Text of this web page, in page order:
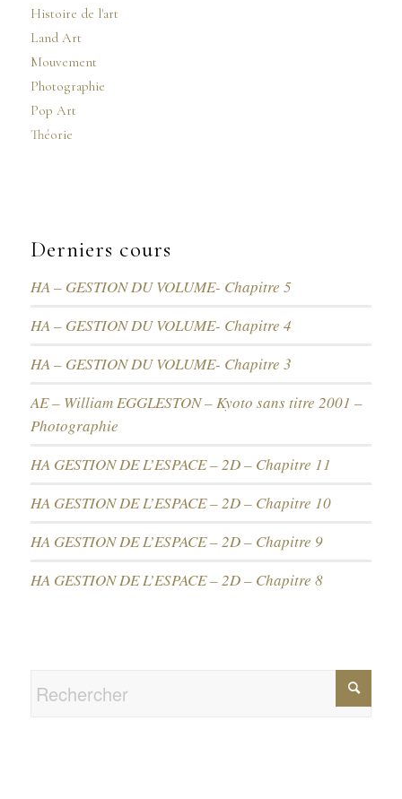
Histoire de l'art
Land Art
Mouvement
Photographie
Pop Art
Théorie
Derniers cours
HA – GESTION DU VOLUME- Chapitre 5
HA – GESTION DU VOLUME- Chapitre 4
HA – GESTION DU VOLUME- Chapitre 3
AE – William EGGLESTON – Kyoto sans titre 2001 –
Photographie
HA GESTION DE L’ESPACE – 2D – Chapitre 11
HA GESTION DE L’ESPACE – 2D – Chapitre 10
HA GESTION DE L’ESPACE – 2D – Chapitre 9
HA GESTION DE L’ESPACE – 2D – Chapitre 8